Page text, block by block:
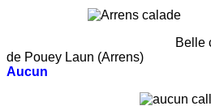
Belle calade
de Pouey Laun (Arrens)
Aucun